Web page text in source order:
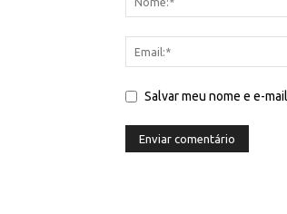
Salvar meu nome e e-